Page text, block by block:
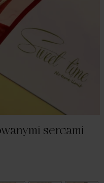
sercami